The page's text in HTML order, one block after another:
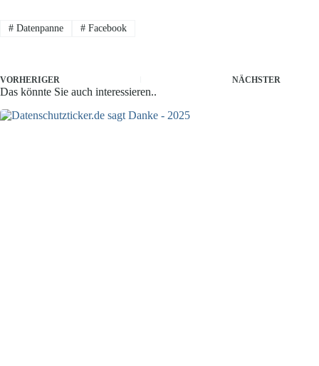
#Datenpanne #Facebook
VORHERIGER NÄCHSTER
Das könnte Sie auch interessieren..